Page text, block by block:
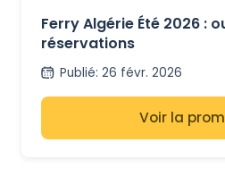
Ferry Algérie Été 2026 :
réservations
Publié: 26 févr. 2026
Voir la